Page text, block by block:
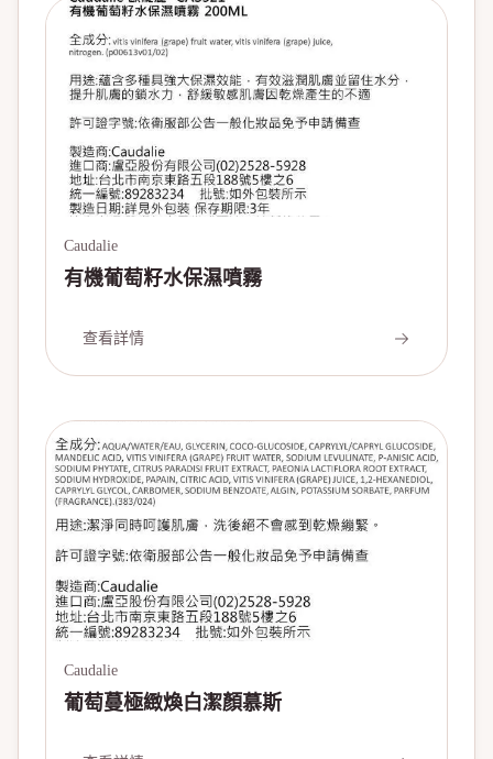
Caudalie
有機葡萄籽水保濕噴霧
查看詳情
Caudalie
葡萄蔓極緻煥白潔顏慕斯